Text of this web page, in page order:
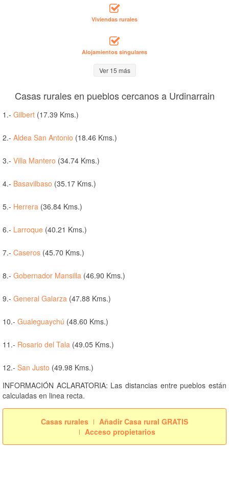
Viviendas rurales
Alojamientos singulares
Ver 15 más
Casas rurales en pueblos cercanos a Urdinarrain
1.- Gilbert (17.39 Kms.)
2.- Aldea San Antonio (18.46 Kms.)
3.- Villa Mantero (34.74 Kms.)
4.- Basavilbaso (35.17 Kms.)
5.- Herrera (36.84 Kms.)
6.- Larroque (40.21 Kms.)
7.- Caseros (45.70 Kms.)
8.- Gobernador Mansilla (46.90 Kms.)
9.- General Galarza (47.88 Kms.)
10.- Gualeguaychú (48.60 Kms.)
11.- Rosario del Tala (49.05 Kms.)
12.- San Justo (49.98 Kms.)
INFORMACIÓN ACLARATORIA: Las distancias entre pueblos están
calculadas en linea recta.
Casas rurales
Añadir Casa rural GRATIS
Acceso propietarios